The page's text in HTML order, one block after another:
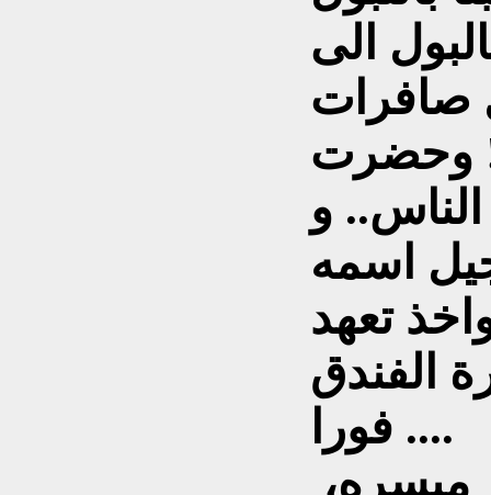
الى
صافرات
وحضرت
الناس.. و
اسمه
تعهد
الفندق
فورا ....
ميسره،